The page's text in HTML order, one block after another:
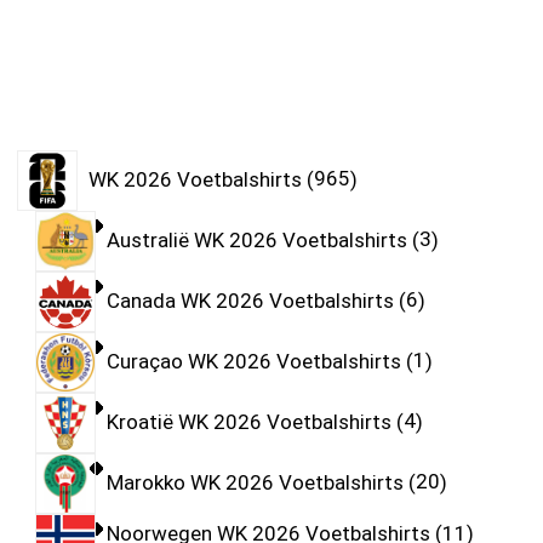
WK 2026 Voetbalshirts 965
Australië WK 2026 Voetbalshirts 3
Canada WK 2026 Voetbalshirts 6
Curaçao WK 2026 Voetbalshirts 1
Kroatië WK 2026 Voetbalshirts 4
Marokko WK 2026 Voetbalshirts 20
Noorwegen WK 2026 Voetbalshirts 11